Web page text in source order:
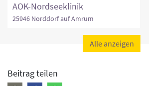
AOK-Nordseeklinik
25946 Norddorf auf Amrum
Alle anzeigen
Beitrag teilen